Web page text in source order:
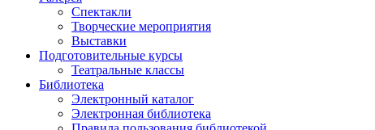
Спектакли
Творческие мероприятия
Выставки
Подготовительные курсы
Театральные классы
Библиотека
Электронный каталог
Электронная библиотека